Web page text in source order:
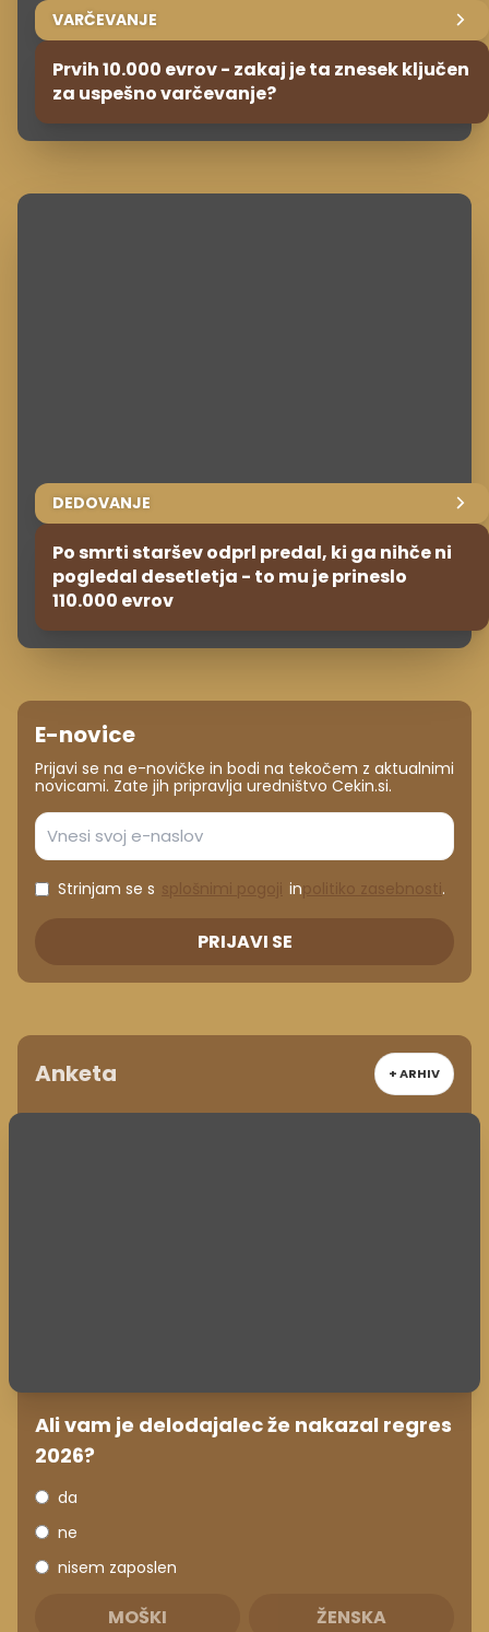
VARČEVANJE
Prvih 10.000 evrov - zakaj je ta znesek ključen
za uspešno varčevanje?
DEDOVANJE
Po smrti staršev odprl predal, ki ga nihče ni
pogledal desetletja - to mu je prineslo
110.000 evrov
E-novice
Prijavi se na e-novičke in bodi na tekočem z aktualnimi
novicami. Zate jih pripravlja uredništvo Cekin.si.
Strinjam se s in .
PRIJAVI SE
Anketa + ARHIV
Ali vam je delodajalec že nakazal regres
2026?
da
ne
nisem zaposlen
MOŠKI ŽENSKA